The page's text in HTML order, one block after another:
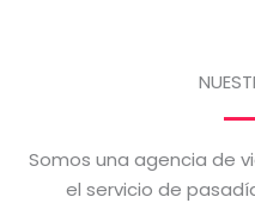
Somos una agencia de
el servicio de